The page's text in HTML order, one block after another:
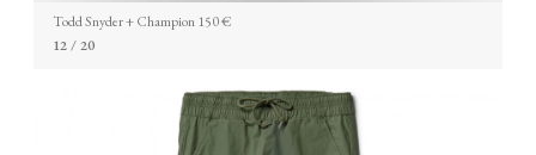
Todd Snyder + Champion 150 €
12/ 20